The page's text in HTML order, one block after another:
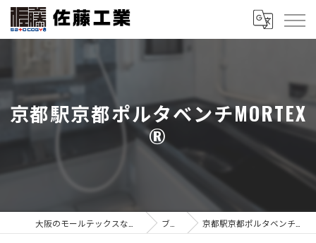
京都駅京都ポルタベンチMORTEX
®︎
ブログ 京都駅京都ポルタベンチMORTEX®︎